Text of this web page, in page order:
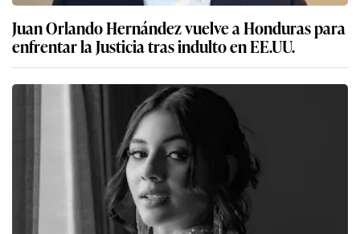
Juan Orlando Hernández vuelve a Honduras para
enfrentar la Justicia tras indulto en EE.UU.